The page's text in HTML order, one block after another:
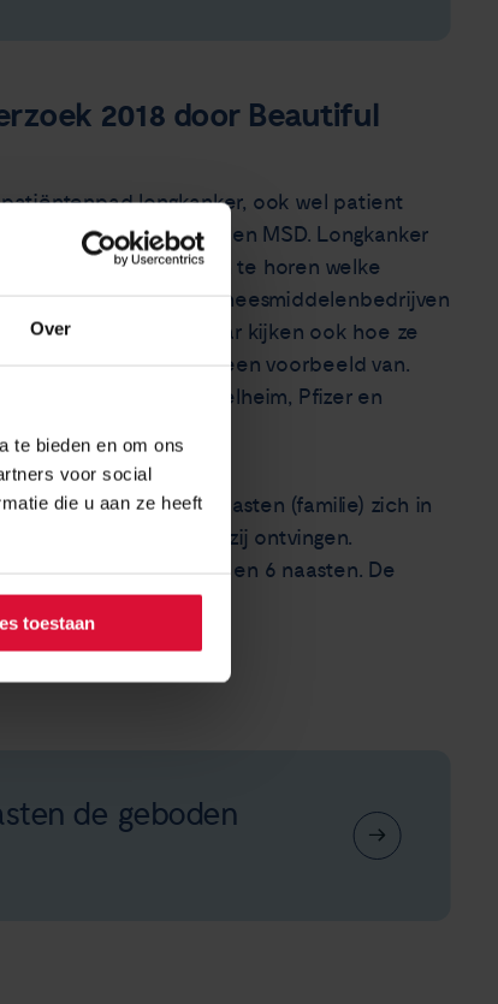
Over
te bieden en om ons
voor social
die u aan ze heeft
toestaan
2018 door Beautiful
longkanker, ook wel patient
Roche en MSD. Longkanker
om te horen welke
longkanker. De geneesmiddelenbedrijven
geneesmiddel, maar kijken ook hoe ze
Dit project is hier een voorbeeld van.
B-MS, Boehringer Ingelheim, Pfizer en
patiënten en hun naasten (familie) zich in
longkankerzorg die zij ontvingen.
14 patiënten en 6 naasten. De
de geboden